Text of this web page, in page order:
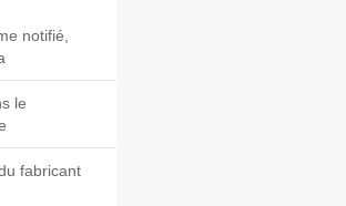
notifié,
le
fabricant